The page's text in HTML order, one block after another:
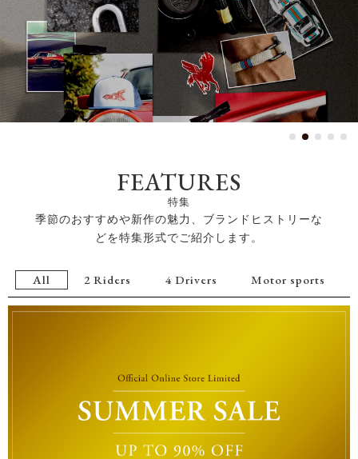
FEATURES
特集
季節のおすすめや新作の魅力、ブランドヒストリーな
どを特集形式でご紹介します。
All 2 Riders 4 Drivers Motor sports